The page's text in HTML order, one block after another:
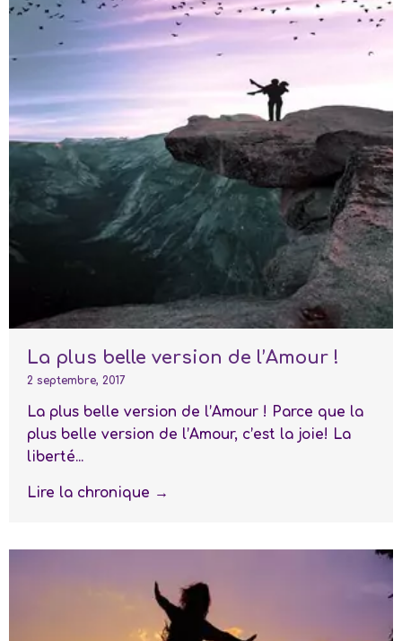
La plus belle version de l’Amour !
2 septembre, 2017
La plus belle version de l’Amour ! Parce que la
plus belle version de l’Amour, c’est la joie! La
liberté...
Lire la chronique →